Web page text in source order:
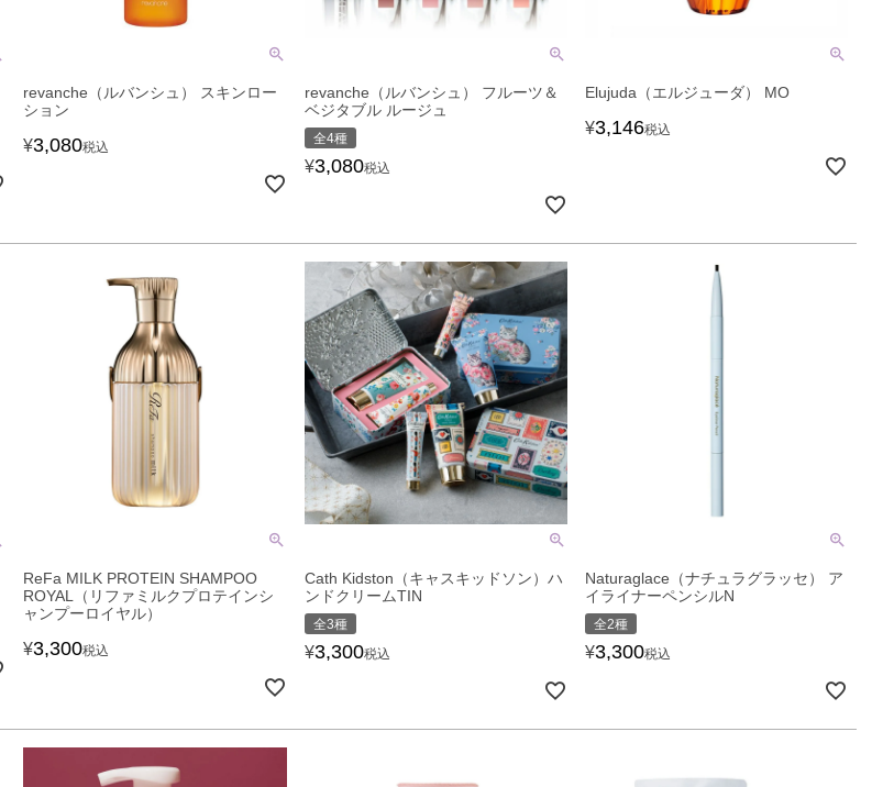
revanche（ルバンシュ） スキンロー
ション
¥3,080税込
revanche（ルバンシュ） フルーツ＆
ベジタブル ルージュ
全4種
¥3,080税込
Elujuda（エルジューダ） MO
¥3,146税込
ReFa MILK PROTEIN SHAMPOO
ROYAL（リファミルクプロテインシ
ャンプーロイヤル）
¥3,300税込
Cath Kidston（キャスキッドソン）ハ
ンドクリームTIN
全3種
¥3,300税込
Naturaglace（ナチュラグラッセ） ア
イライナーペンシルN
全2種
¥3,300税込